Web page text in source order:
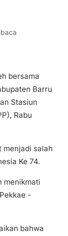
bersama
Barru
Stasiun
Rabu
menjadi salah
Ke 74.
menikmati
-
bahwa